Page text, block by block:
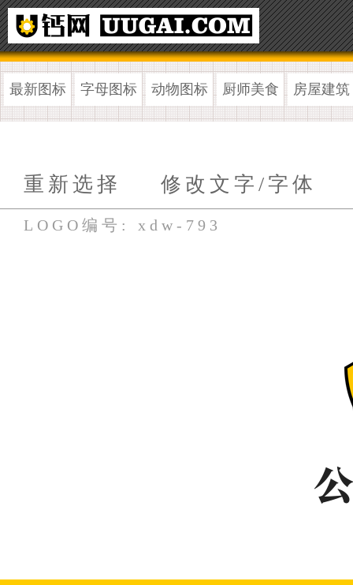
最新图标 字母图标 动物图标 厨师美食 房屋建筑
重新选择 修改文字/字体
LOGO编号: xdw-793